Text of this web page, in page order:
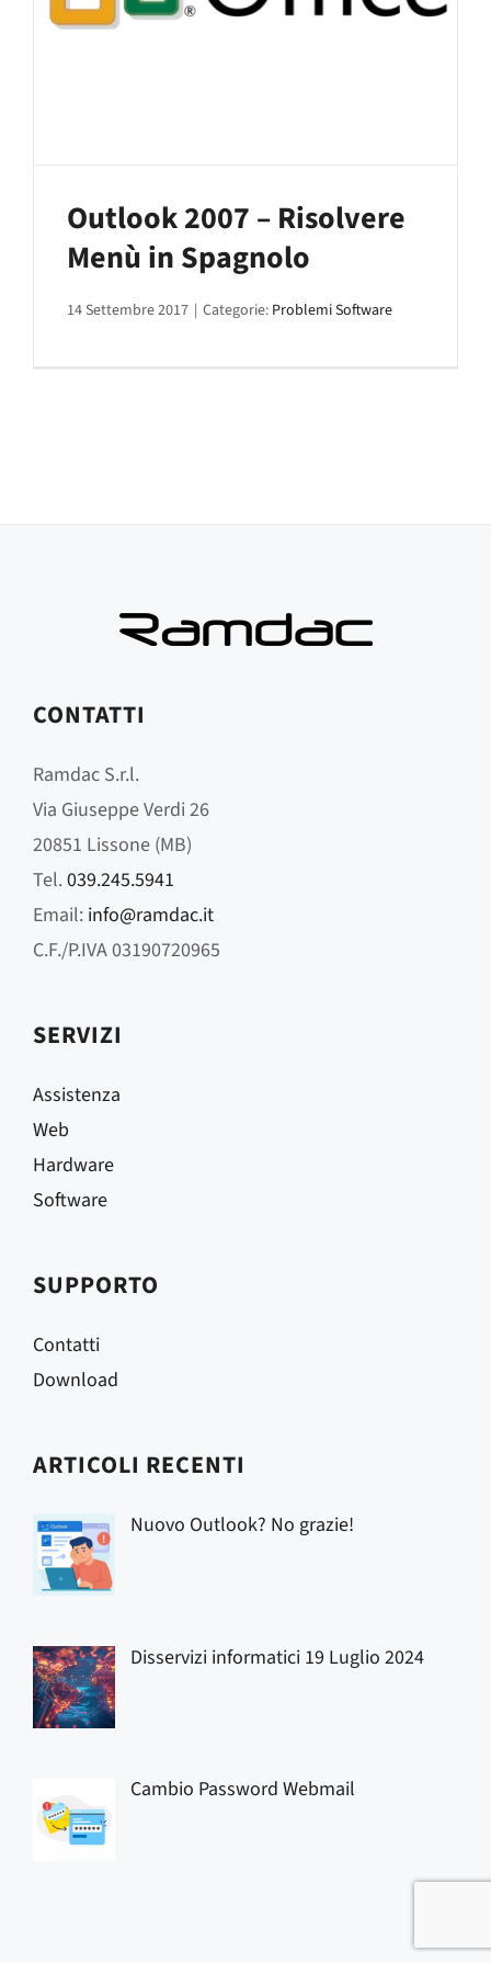
Outlook 2007 – Risolvere
Menù in Spagnolo
14 Settembre 2017 | Categorie: Problemi Software
CONTATTI
Ramdac S.r.l.
Via Giuseppe Verdi 26
20851 Lissone (MB)
Tel.039.245.5941
Email: info@ramdac.it
C.F./P.IVA 03190720965
SERVIZI
Assistenza
Web
Hardware
Software
SUPPORTO
Contatti
Download
ARTICOLI RECENTI
Nuovo Outlook? No grazie!
Disservizi informatici 19 Luglio 2024
Cambio Password Webmail